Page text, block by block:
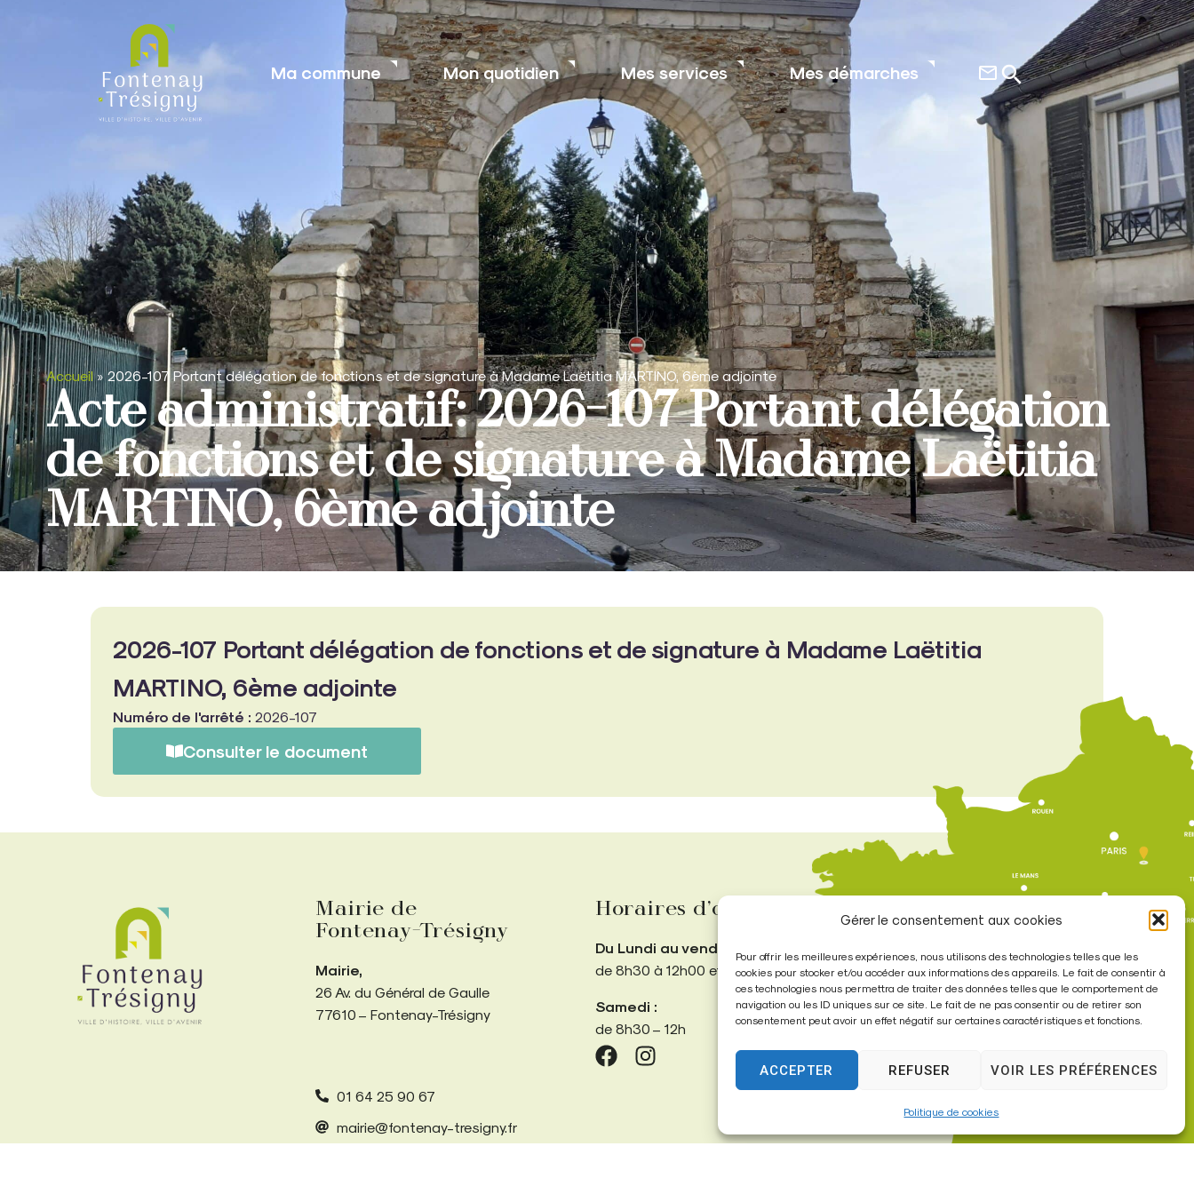
Gérer le consentement aux cookies
Pour offrir les meilleures expériences, nous utilisons des technologies telles que les
cookies pour stocker et/ou accéder aux informations des appareils. Le fait de consentir à
ces technologies nous permettra de traiter des données telles que le comportement de
navigation ou les ID uniques sur ce site. Le fait de ne pas consentir ou de retirer son
consentement peut avoir un effet négatif sur certaines caractéristiques et fonctions.
ACCEPTER REFUSER VOIR LES PRÉFÉRENCES
Politique de cookies
Ma commune Mon quotidien Mes services Mes démarches
Accueil»2026-107 Portant délégation de fonctions et de signature à Madame Laëtitia MARTINO, 6ème adjointe
Acte administratif: 2026-107 Portant délégation
de fonctions et de signature à Madame Laëtitia
MARTINO, 6ème adjointe
2026-107 Portant délégation de fonctions et de signature à Madame Laëtitia
MARTINO, 6ème adjointe
Numéro de l'arrêté : 2026-107
Consulter le document
Mairie de
Fontenay-Trésigny
Mairie,
26 Av. du Général de Gaulle
77610 – Fontenay-Trésigny
01 64 25 90 67
mairie@fontenay-tresigny.fr
Horaires d’ouverture
Du Lundi au vendredi :
de 8h30 à 12h00 et de 13h30 à 17h30
Samedi :
de 8h30 – 12h